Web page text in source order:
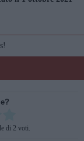
di 2 voti.